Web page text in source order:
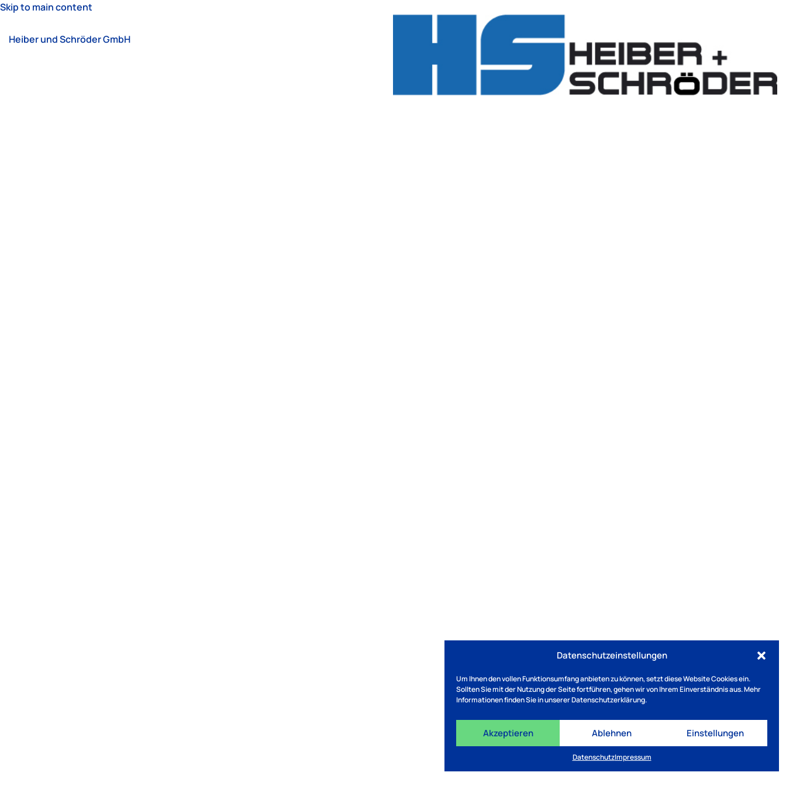
Datenschutzeinstellungen
Um Ihnen den vollen Funktionsumfang anbieten zu können, setzt diese Website Cookies ein.
Sollten Sie mit der Nutzung der Seite fortführen, gehen wir von Ihrem Einverständnis aus. Mehr
Informationen finden Sie in unserer Datenschutzerklärung.
Akzeptieren Ablehnen Einstellungen
DatenschutzImpressum
Skip to main content
Heiber und Schröder GmbH